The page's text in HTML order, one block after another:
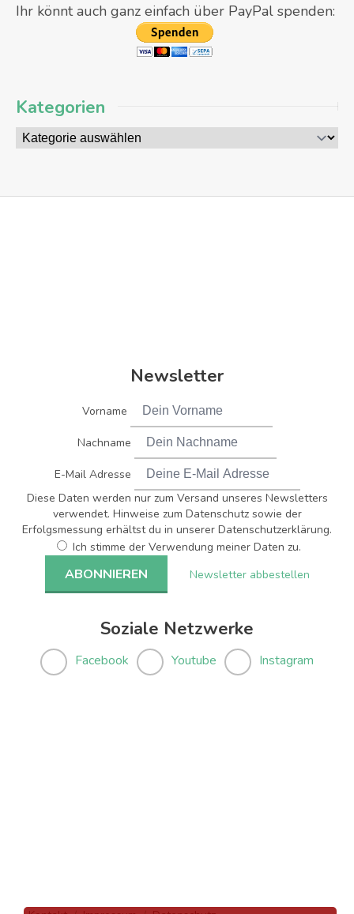
Ihr könnt auch ganz einfach über PayPal spenden:
Kategorien
Newsletter
Vorname
Nachname
E-Mail Adresse
Diese Daten werden nur zum Versand unseres Newsletters
verwendet. Hinweise zum Datenschutz sowie der
Erfolgsmessung erhältst du in unserer Datenschutzerklärung.
Ich stimme der Verwendung meiner Daten zu.
Newsletter abbestellen
Soziale Netzwerke
Facebook Youtube Instagram